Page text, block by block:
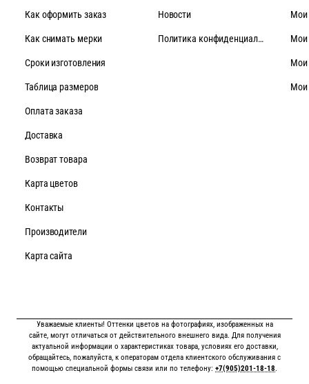
Как оформить заказ
Как снимать мерки
Cроки изготовления
Таблица размеров
Оплата заказа
Доставка
Возврат товара
Карта цветов
Контакты
Производители
Карта сайта
Новости
Политика конфиденциальности
Мои
Мои
Мои
Мои
Уважаемые клиенты! Оттенки цветов на фотографиях, изображенных на
сайте, могут отличаться от действительного внешнего вида. Для получения
актуальной информации о характеристиках товара, условиях его доставки,
обращайтесь, пожалуйста, к операторам отдела клиентского обслуживания с
помощью специальной формы связи или по телефону: +7(905)201-18-18.